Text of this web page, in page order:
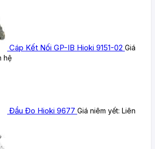
Cáp Kết Nối GP-IB Hioki 9151-02 Giá
hệ
Đầu Đo Hioki 9677 Giá niêm yết: Liên